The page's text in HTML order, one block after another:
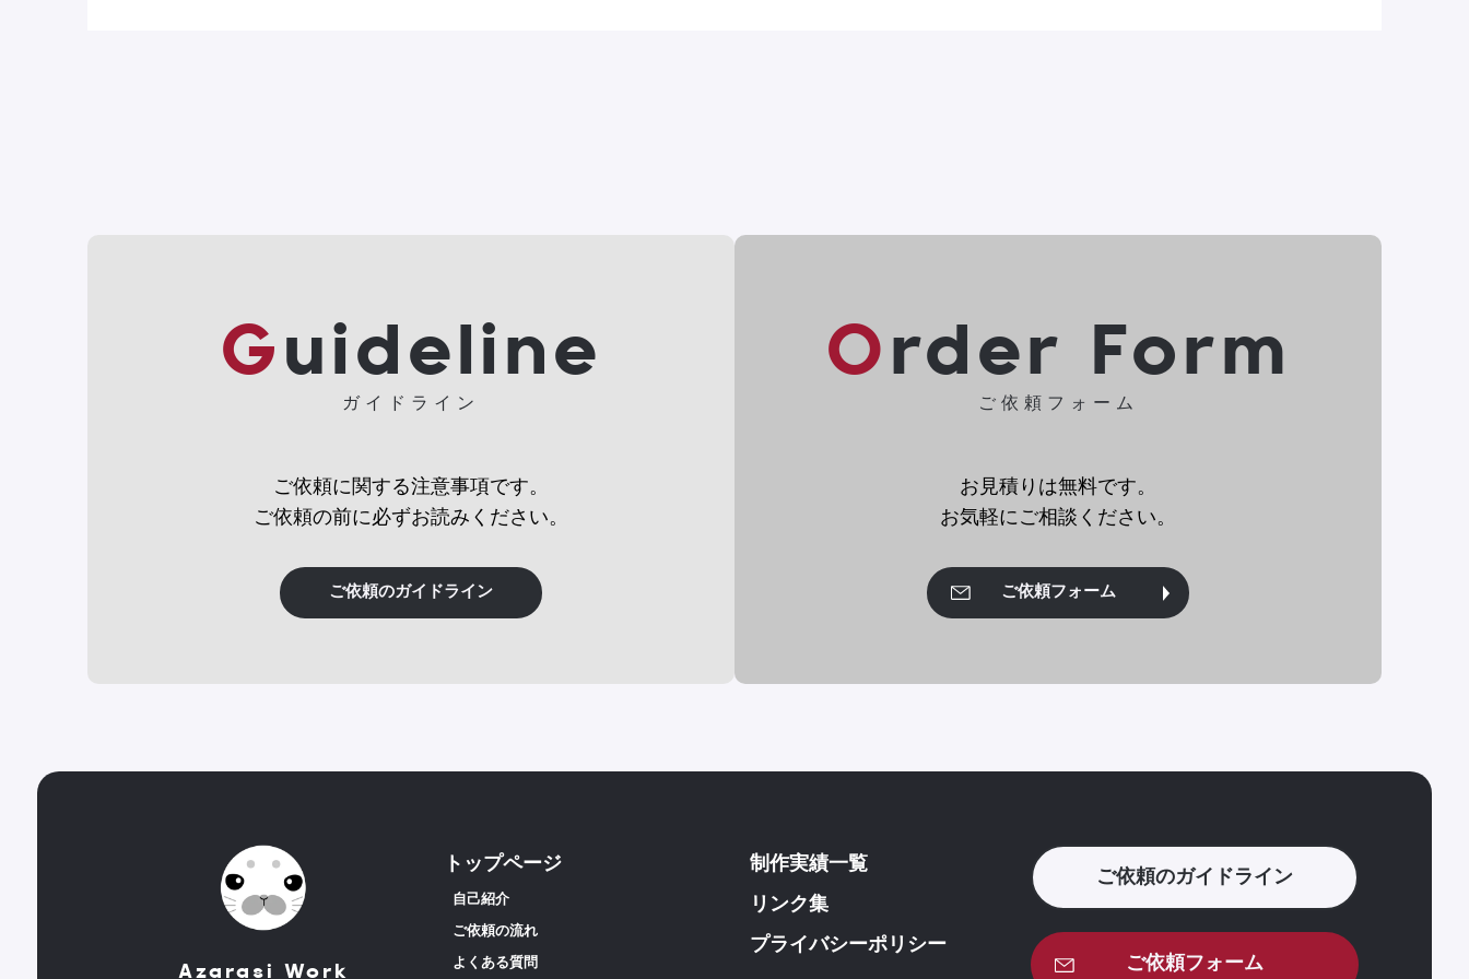
Guideline
ガイドライン
ご依頼に関する注意事項です。
ご依頼の前に必ずお読みください。
ご依頼のガイドライン
Order Form
ご依頼フォーム
お見積りは無料です。
お気軽にご相談ください。
ご依頼フォーム
Azarasi Work
トップページ
自己紹介
ご依頼の流れ
よくある質問
制作実績一覧
リンク集
プライバシーポリシー
ご依頼のガイドライン
ご依頼フォーム